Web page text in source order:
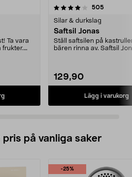
Ta vara
frukter.
505
Silar & durkslag
Saftsil Jonas
Ställ saftsilen på
bären rinna av. Saftsil
129,90
Lägg i varukorg
4.5 av 5 stjärnor
pris på vanliga saker
-25%